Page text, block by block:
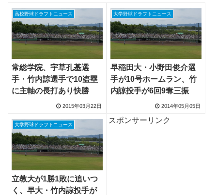
高校野球ドラフトニュース
常総学院、宇草孔基選
手・竹内諒選手で10盗塁
に主軸の長打あり快勝
2015年03月22日
大学野球ドラフトニュース
早稲田大・小野田俊介選
手が10号ホームラン、竹
内諒投手が6回9奪三振
2014年05月05日
大学野球ドラフトニュース
立教大が1勝1敗に追いつ
く、早大・竹内諒投手が
スポンサーリンク